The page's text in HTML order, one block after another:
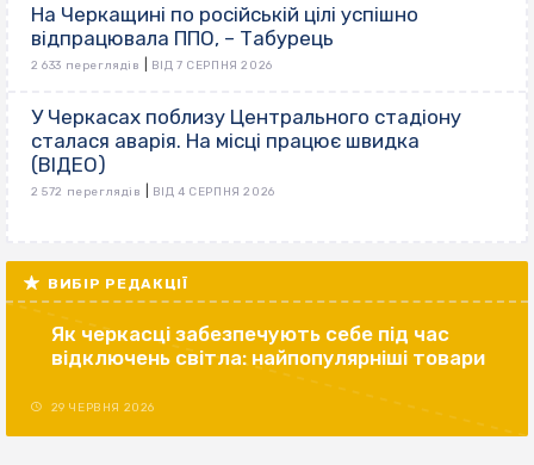
На Черкащині по російській цілі успішно
відпрацювала ППО, – Табурець
2 633 переглядів ВІД 7 СЕРПНЯ 2026
У Черкасах поблизу Центрального стадіону
сталася аварія. На місці працює швидка
(ВІДЕО)
2 572 переглядів ВІД 4 СЕРПНЯ 2026
ВИБІР РЕДАКЦІЇ
Як черкасці забезпечують себе під час
відключень світла: найпопулярніші товари
29 ЧЕРВНЯ 2026